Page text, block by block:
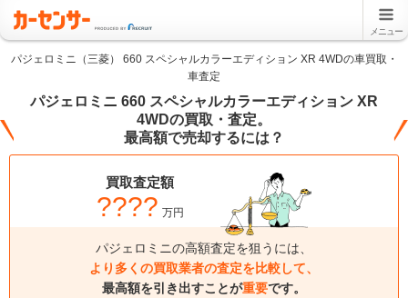
メニュー
パジェロミニ（三菱） 660 スペシャルカラーエディション XR 4WDの車買取・
車査定
パジェロミニ 660 スペシャルカラーエディション XR
4WDの買取・査定。
最高額で売却するには？
買取査定額
???? 万円
パジェロミニの高額査定を狙うには、
より多くの買取業者の査定を比較して、
最高額を引き出すことが重要です。